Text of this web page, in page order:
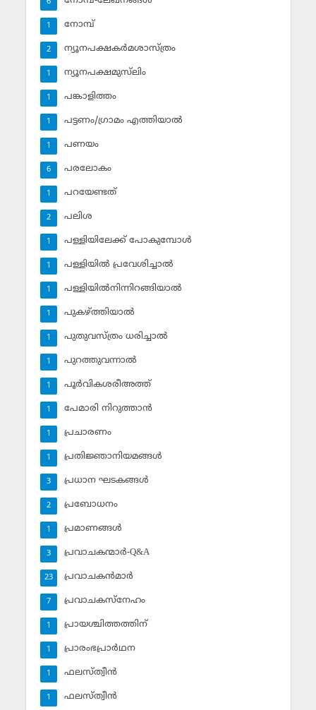
6
നോമ്പ്‌
1
ന്യൂനപക്ഷകര്‍മശാസ്ത്രം
2
ന്യൂനപക്ഷമുസ്‌ലിം
1
പങ്കാളിത്തം
1
പട്ടണം/ഗ്രാമം എത്തിയാല്‍
1
പണയം
1
പരലോകം
6
പറയേണ്ടത്
1
പലിശ
2
പള്ളിയിലേക്ക് പോകുമ്പോള്‍
1
പള്ളിയില്‍ പ്രവേശിച്ചാല്‍
1
പള്ളിയില്‍നിന്നിറങ്ങിയാല്‍
1
പുകഴ്ത്തിയാല്‍
1
പുതുവസ്ത്രം ധരിച്ചാല്‍
1
പുറത്തുവന്നാല്‍
1
പൂര്‍വികശരീഅത്ത്
1
പേമാരി നിറുത്താന്‍
1
പ്രചാരണം
1
പ്രതിജ്ഞാനിയമങ്ങള്‍
1
പ്രധാന ഘടകങ്ങള്‍
3
പ്രബോധനം
2
പ്രമാണങ്ങള്‍
1
പ്രവാചകന്മാര്‍-Q&A
3
പ്രവാചകന്‍മാര്‍
23
പ്രവാചകസ്‌നേഹം
7
പ്രായശ്ചിത്തത്തിന്
1
പ്രാരംഭപ്രാര്‍ഥന
1
ഫലസ്ത്വീൻ
1
ഫലസ്ത്വീൻ
1